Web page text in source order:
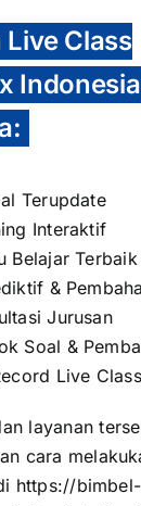
Class
Terupdate
Interaktif
Belajar Terbaik
&
Jurusan
Soal &
Live Class
layanan
cara
https://bimbel-